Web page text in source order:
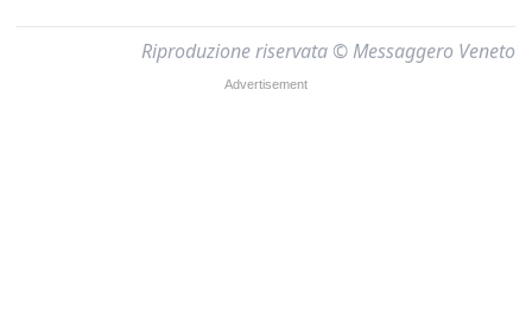
Riproduzione riservata © Messaggero Veneto